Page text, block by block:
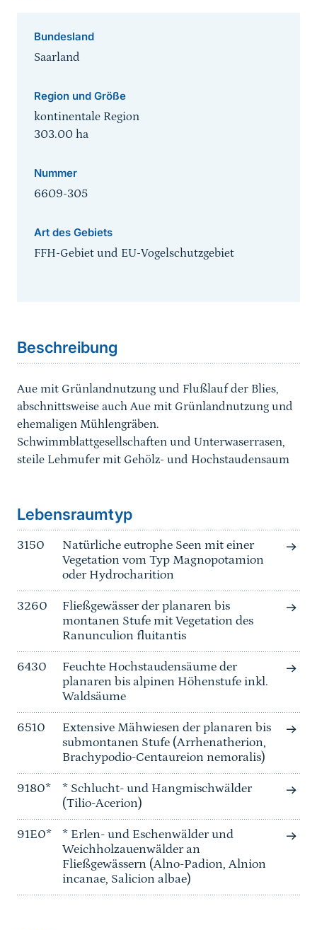
Bundesland
Saarland
Region und Größe
kontinentale Region
303.00 ha
Nummer
6609-305
Art des Gebiets
FFH-Gebiet und EU-Vogelschutzgebiet
Beschreibung
Aue mit Grünlandnutzung und Flußlauf der Blies,
abschnittsweise auch Aue mit Grünlandnutzung und
ehemaligen Mühlengräben.
Schwimmblattgesellschaften und Unterwaserrasen,
steile Lehmufer mit Gehölz- und Hochstaudensaum
Lebensraumtyp
3150
Natürliche eutrophe Seen mit einer
Vegetation vom Typ Magnopotamion
oder Hydrocharition
3260
Fließgewässer der planaren bis
montanen Stufe mit Vegetation des
Ranunculion fluitantis
6430
Feuchte Hochstaudensäume der
planaren bis alpinen Höhenstufe inkl.
Waldsäume
6510
Extensive Mähwiesen der planaren bis
submontanen Stufe (Arrhenatherion,
Brachypodio-Centaureion nemoralis)
9180*
* Schlucht- und Hangmischwälder
(Tilio-Acerion)
91E0*
* Erlen- und Eschenwälder und
Weichholzauenwälder an
Fließgewässern (Alno-Padion, Alnion
incanae, Salicion albae)